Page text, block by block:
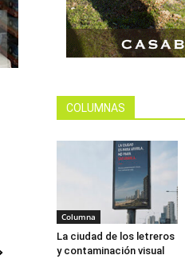
COLUMNAS
Columna
La ciudad de los letreros
y contaminación visual